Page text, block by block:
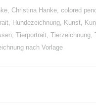
, Christina Hanke, colored
, Hundezeichnung, Kunst,
, Tierportrait, Tierzeichnung,
nach Vorlage